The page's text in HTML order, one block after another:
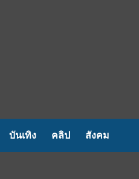
บันเทิง คลิป สังคม